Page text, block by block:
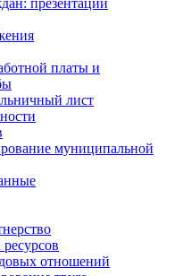
презентации
платы и
лист
муниципальной
отношений